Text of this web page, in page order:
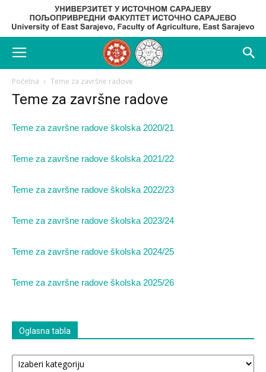
Početna Teme za završne radove
Teme za završne radove
Teme za završne radove školska 2020/21
Teme za završne radove školska 2021/22
Teme za završne radove školska 2022/23
Teme za završne radove školska 2023/24
Teme za završne radove školska 2024/25
Teme za završne radove školska 2025/26
Oglasna tabla
Oglasna
tabla